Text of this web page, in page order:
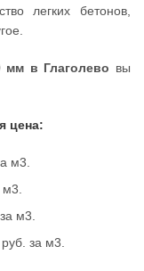
легких бетонов,
мм в Глаголево вы
цена:
м3.
м3.
за м3.